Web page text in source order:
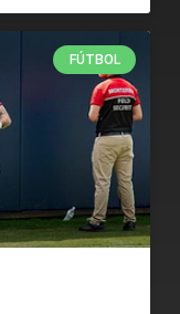
FÚTBOL